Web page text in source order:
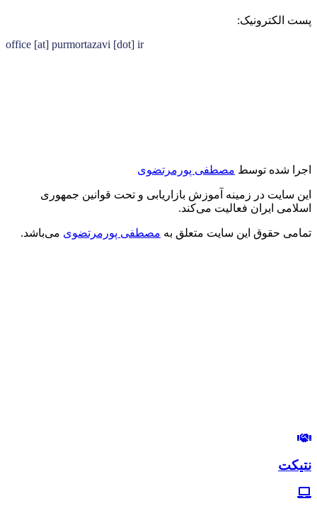
پست الکترونیک:
office [at] purmortazavi [dot] ir
اجرا شده توسط مصطفی پورمرتضوی
این سایت در زمینه آموزش بازاریابی و تحت قوانین جمهوری
اسلامی ایران فعالیت می‌کند.
تمامی حقوق این سایت متعلق به مصطفی پورمرتضوی می‌باشد.
نتیکت